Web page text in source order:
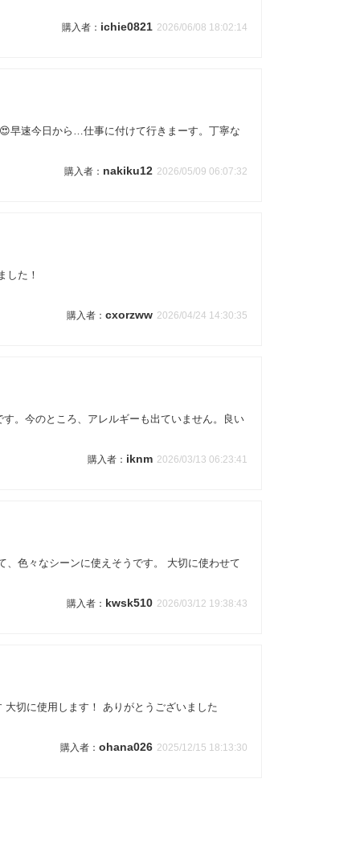
ichie0821 2026/06/08 18:02:14
早速今日から…仕事に付けて行きまーす。丁寧な
nakiku12 2026/05/09 06:07:32
した！
cxorzww 2026/04/24 14:30:35
。今のところ、アレルギーも出ていません。良い
iknm 2026/03/13 06:23:41
色々なシーンに使えそうです。 大切に使わせて
kwsk510 2026/03/12 19:38:43
切に使用します！ ありがとうございました
ohana026 2025/12/15 18:13:30